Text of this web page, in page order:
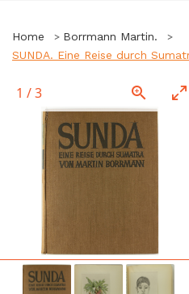
Home
Borrmann Martin.
SUNDA. Eine Reise durch
1 /3